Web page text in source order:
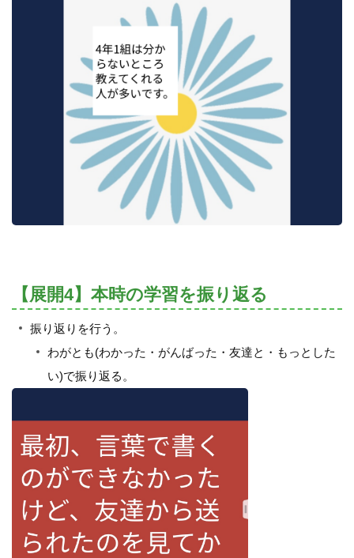
【展開4】本時の学習を振り返る
振り返りを行う。
わがとも(わかった・がんばった・友達と・もっとした
い)で振り返る。